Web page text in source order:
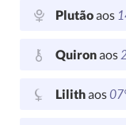
Plutãoaos
Quironaos
Lilithaos